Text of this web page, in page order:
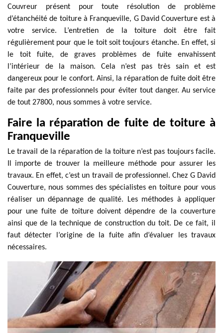
Couvreur présent pour toute résolution de problème
d’étanchéité de toiture à Franqueville, G David Couverture est à
votre service. L’entretien de la toiture doit être fait
régulièrement pour que le toit soit toujours étanche. En effet, si
le toit fuite, de graves problèmes de fuite envahissent
l’intérieur de la maison. Cela n’est pas très sain et est
dangereux pour le confort. Ainsi, la réparation de fuite doit être
faite par des professionnels pour éviter tout danger. Au service
de tout 27800, nous sommes à votre service.
Faire la réparation de fuite de toiture à
Franqueville
Le travail de la réparation de la toiture n’est pas toujours facile.
Il importe de trouver la meilleure méthode pour assurer les
travaux. En effet, c’est un travail de professionnel. Chez G David
Couverture, nous sommes des spécialistes en toiture pour vous
réaliser un dépannage de qualité. Les méthodes à appliquer
pour une fuite de toiture doivent dépendre de la couverture
ainsi que de la technique de construction du toit. De ce fait, il
faut détecter l’origine de la fuite afin d’évaluer les travaux
nécessaires.